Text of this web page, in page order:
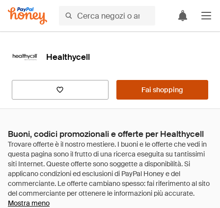
Healthycell
Fai shopping
Buoni, codici promozionali e offerte per Healthycell
Mostra meno